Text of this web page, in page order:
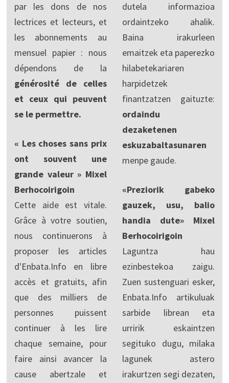
par les dons de nos
lectrices et lecteurs, et
les abonnements au
mensuel papier : nous
dépendons de la
générosité de celles
et ceux qui peuvent
se le permettre.
« Les choses sans prix
ont souvent une
grande valeur » Mixel
Berhocoirigoin
Cette aide est vitale.
Grâce à votre soutien,
nous continuerons à
proposer les articles
d'Enbata.Info en libre
accès et gratuits, afin
que des milliers de
personnes puissent
continuer à les lire
chaque semaine, pour
faire ainsi avancer la
cause abertzale et
dutela informazioa
ordaintzeko ahalik.
Baina irakurleen
emaitzek eta paperezko
hilabetekariaren
harpidetzek
finantzatzen gaituzte:
ordaindu
dezaketenen
eskuzabaltasunaren
menpe gaude.
«Preziorik gabeko
gauzek, usu, balio
handia dute» Mixel
Berhocoirigoin
Laguntza hau
ezinbestekoa zaigu.
Zuen sustenguari esker,
Enbata.Info artikuluak
sarbide librean eta
urririk eskaintzen
segituko dugu, milaka
lagunek astero
irakurtzen segi dezaten,